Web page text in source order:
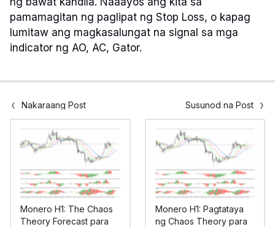
pamamagitan ng paglipat ng Stop Loss, o kapag
lumitaw ang magkasalungat na signal sa mga
indicator ng AO, AC, Gator.
Nakaraang Post Susunod na Post
Monero H1: The Chaos
Theory Forecast para
Monero H1: Pagtataya
ng Chaos Theory para